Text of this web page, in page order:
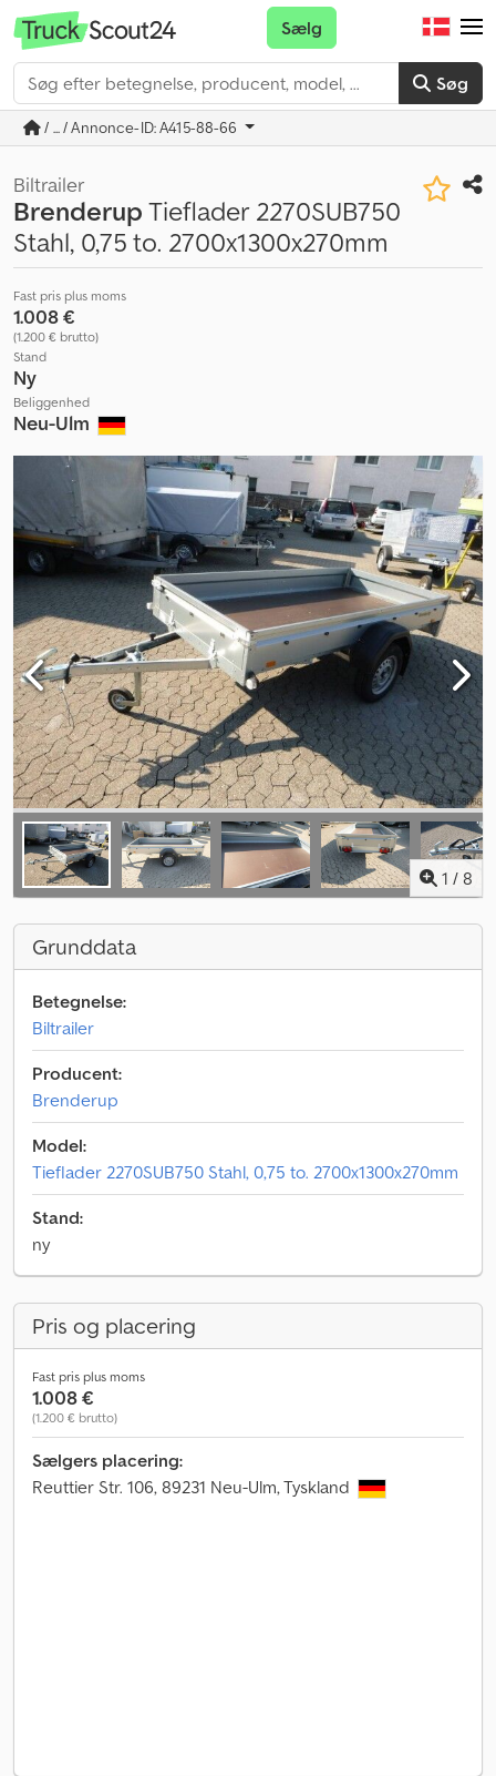
Søg
Sælg
/ ... / Annonce-ID: A415-88-66
Biltrailer
BrenderupTieflader 2270SUB750
Stahl, 0,75 to. 2700x1300x270mm
Fast pris plus moms
1.008 €
(1.200 € brutto)
Stand
Ny
Beliggenhed
Neu-Ulm
1 / 8
Grunddata
Betegnelse:
Biltrailer
Producent:
Brenderup
Model:
Tieflader 2270SUB750 Stahl, 0,75 to. 2700x1300x270mm
Stand:
ny
Pris og placering
Fast pris plus moms
1.008 €
(1.200 € brutto)
Sælgers placering:
Reuttier Str. 106, 89231 Neu-Ulm, Tyskland